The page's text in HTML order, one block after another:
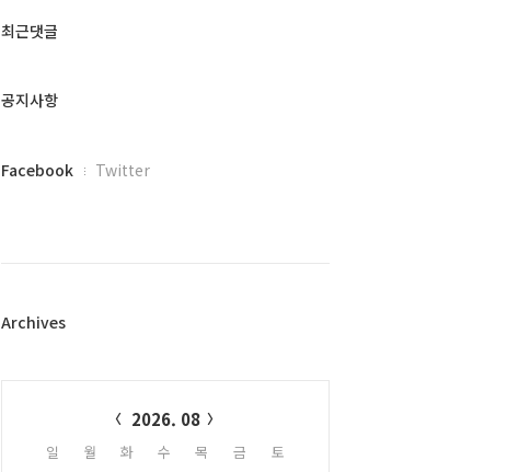
과
글
최근댓글
공지사항
페
플
Facebook Twitter
Archives
2026. 08
일 월 화 수 목 금
토